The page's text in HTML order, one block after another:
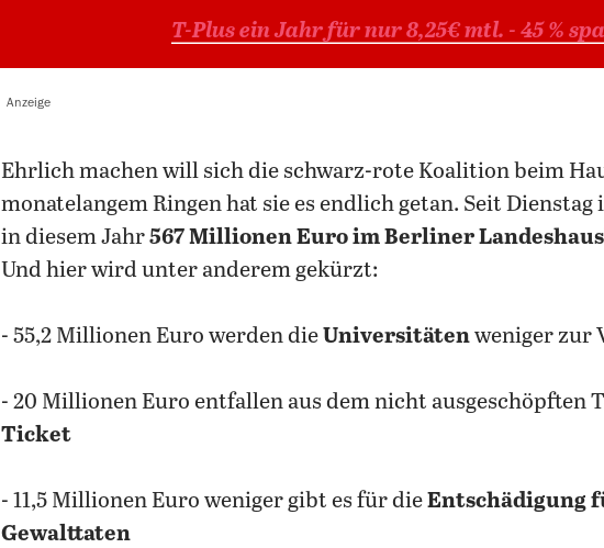
T-Plus ein Jahr für nur 8,25€ mtl. - 45 %
Anzeige
ehrlich machen will sich die schwarz-rote Koalition beim Haushalt. Nach
monatelangem Ringen hat sie es endlich getan. Seit Dienstag
in diesem Jahr567 Millionen Euro im Berliner
Und hier wird unter anderem gekürzt:
- 55,2 Millionen Euro werden dieUniversitätenweniger zur
- 20 Millionen Euro entfallen aus dem nicht ausgeschöpften
Ticket
- 11,5 Millionen Euro weniger gibt es für dieEntschädigung
Gewalttaten